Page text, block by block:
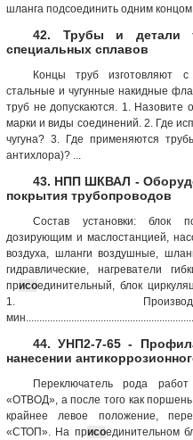
шланга подсоединить одним концом
42. Трубы и детали
специальных сплавов
Концы труб изготовляют
стальные и чугунные накидные
труб не допускаются. 1. Назовите
марки и виды соединений. 2. Где
чугуна? 3. Где применяются
антихлора)? ...
43. НПП ШКВАЛ -
покрытия трубопроводов
Состав установки: блок
дозирующим и маслостанцией,
воздуха, шланги воздушные,
гидравлические, нагреватели
присоединительный, блок
1.
44. УНП2-7-65 -
нанесении
Переключатель рода
«ОТВОД», а после того как
крайнее левое положение,
«СТОП». На присоединительном